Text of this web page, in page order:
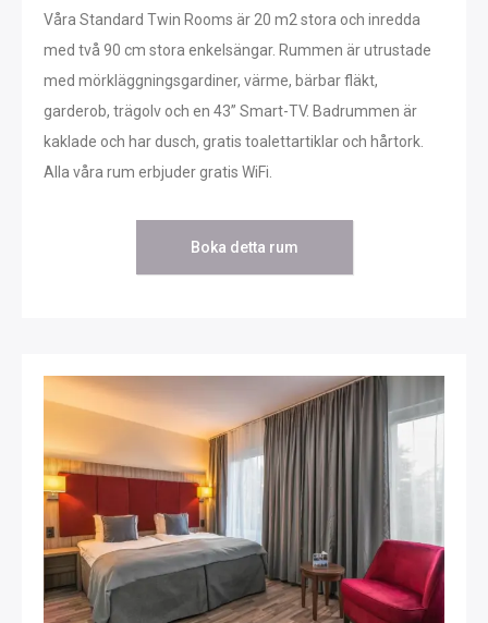
Våra Standard Twin Rooms är 20 m2 stora och inredda
med två 90 cm stora enkelsängar. Rummen är utrustade
med mörkläggningsgardiner, värme, bärbar fläkt,
garderob, trägolv och en 43” Smart-TV. Badrummen är
kaklade och har dusch, gratis toalettartiklar och hårtork.
Alla våra rum erbjuder gratis WiFi.
Boka detta rum